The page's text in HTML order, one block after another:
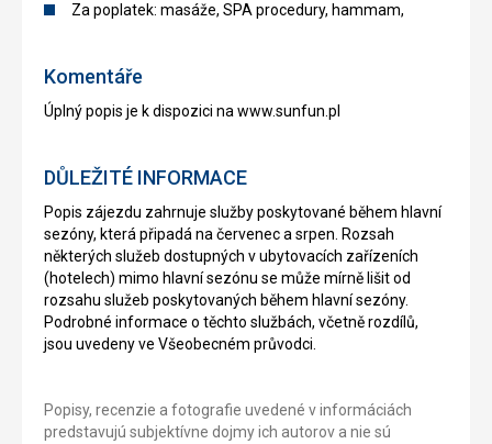
Za poplatek: masáže, SPA procedury, hammam,
Komentáře
Úplný popis je k dispozici na www.sunfun.pl
DŮLEŽITÉ INFORMACE
Popis zájezdu zahrnuje služby poskytované během hlavní
sezóny, která připadá na červenec a srpen. Rozsah
některých služeb dostupných v ubytovacích zařízeních
(hotelech) mimo hlavní sezónu se může mírně lišit od
rozsahu služeb poskytovaných během hlavní sezóny.
Podrobné informace o těchto službách, včetně rozdílů,
jsou uvedeny ve Všeobecném průvodci.
Popisy, recenzie a fotografie uvedené v informáciách
predstavujú subjektívne dojmy ich autorov a nie sú